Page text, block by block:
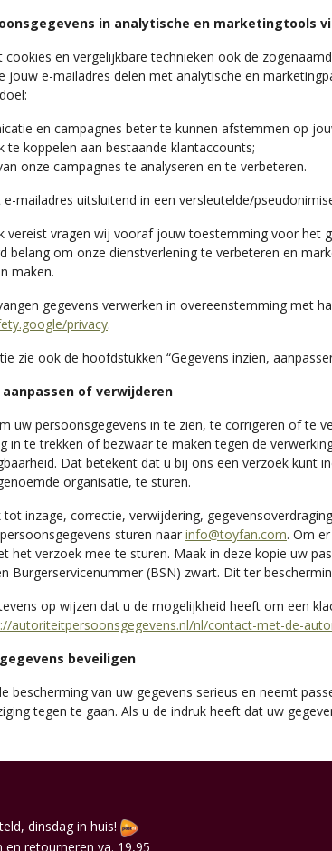
in analytische en marketingtools
cookies en vergelijkbare technieken ook de
jouw e-mailadres delen met analytische en
en campagnes beter te kunnen afstemmen op
te koppelen aan bestaande klantaccounts;
onze campagnes te analyseren en te verbeteren.
mailadres uitsluitend in een versleutelde/
vereist vragen wij vooraf jouw toestemming voor het
belang om onze dienstverlening te verbeteren en
maken.
gegevens verwerken in overeenstemming met
privacy.
zie ook de hoofdstukken “Gegevens inzien,
aanpassen of verwijderen
uw persoonsgegevens in te zien, te corrigeren of te
in te trekken of bezwaar te maken tegen de
Dat betekent dat u bij ons een verzoek kunt
organisatie, te sturen.
tot inzage, correctie, verwijdering,
sturen naar info@toyfan.com. Om
het verzoek mee te sturen. Maak in deze kopie uw
Burgerservicenummer (BSN) zwart. Dit ter
op wijzen dat u de mogelijkheid heeft om een
autoriteitpersoonsgegevens.nl/nl/contact-met-de-
beveiligen
bescherming van uw gegevens serieus en neemt
tegen te gaan. Als u de indruk heeft dat uw
dinsdag in huis!
en retourneren va. 19,95